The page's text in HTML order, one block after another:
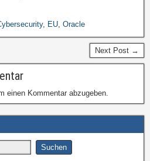
, EU, Oracle
Next Post →
einen Kommentar abzugeben.